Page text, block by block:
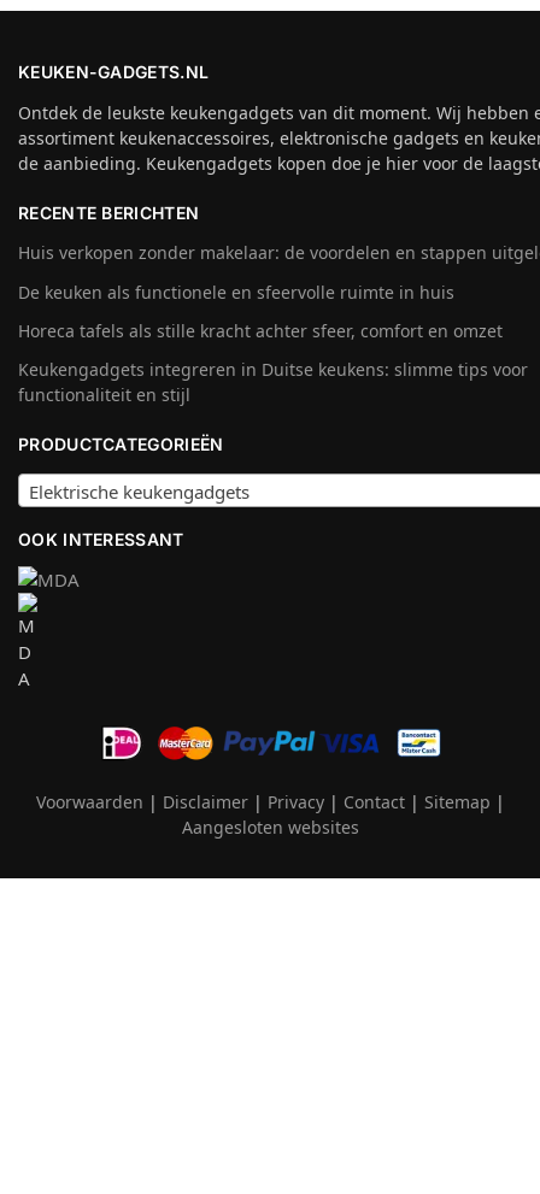
KEUKEN-GADGETS.NL
Ontdek de leukste keukengadgets van dit moment. Wij hebben
assortiment keukenaccessoires, elektronische gadgets en
de aanbieding. Keukengadgets kopen doe je hier voor de
RECENTE BERICHTEN
Huis verkopen zonder makelaar: de voordelen en stappen
De keuken als functionele en sfeervolle ruimte in huis
Horeca tafels als stille kracht achter sfeer, comfort en omzet
Keukengadgets integreren in Duitse keukens: slimme tips voor
functionaliteit en stijl
PRODUCTCATEGORIEËN
Elektrische keukengadgets
OOK INTERESSANT
Voorwaarden | Disclaimer| Privacy| Contact| Sitemap |
Aangesloten websites